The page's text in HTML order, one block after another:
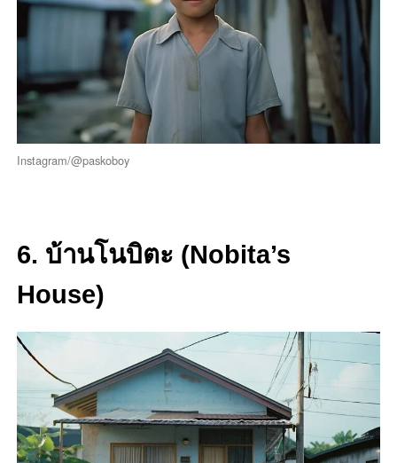
Instagram/@paskoboy
6. บ้านโนบิตะ (Nobita’s
House)